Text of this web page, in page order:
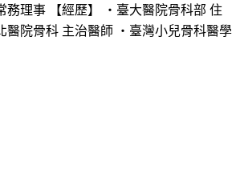
務理事 【經歷】 ・臺大醫院骨科部 住
醫院骨科 主治醫師 ・臺灣小兒骨科醫學